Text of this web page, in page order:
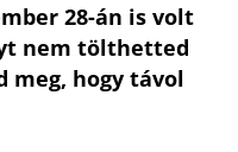
28-án is volt
nem tölthetted
meg, hogy távol